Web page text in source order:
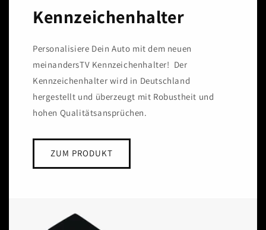
Kennzeichenhalter
Personalisiere Dein Auto mit dem neuen
meinandersTV Kennzeichenhalter! Der
Kennzeichenhalter wird in Deutschland
hergestellt und überzeugt mit Robustheit und
hohen Qualitätsansprüchen.
ZUM PRODUKT